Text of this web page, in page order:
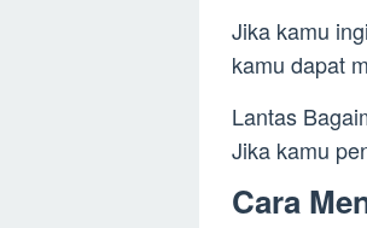
Jika kamu
kamu dapat
Lantas
Jika kamu
Cara